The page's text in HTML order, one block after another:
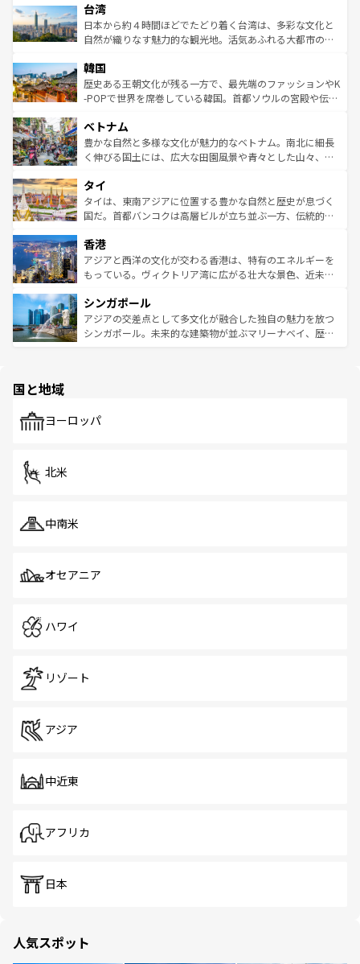
ならではの贅沢な旅のスタイルだ。 なお、新着のアメリカ
情報はコンテンツ一覧を参照してほしい。
れるおもてなしの心で訪れる人々を迎えてくれるハワイの
人々、おいしいローカルフードやハワイアンミュージッ
ク、伝統的なフラダンスなど、すべてがハワイの魅力を彩
ワイを、存分に味わってほしい。 なお、新着のハワイ情報
はコンテンツ一覧を参照してほしい。
リアリーフや大陸中央部にそびえるウルル（エアーズロッ
ク）、タスマニアの美しい原生林やケアンズの熱帯雨林な
ど、見どころがたくさん。また、カフェやワイン、オージ
いる。アクティビティも充実しており、サーフィンやダイ
ビング、ハイキングなど、アウトドア好きにはたまらな
い。オーストラリアの多彩な魅力を存分に味わいつくそ
参照してほしい。
台湾
日本から約４時間ほどでたどり着く台湾は、多彩な文化と
自然が織りなす魅力的な観光地。活気あふれる大都市の台
ン）、静ひつな山岳地帯である台湾東部など、都市の喧騒
と山間の静けさが共存しており、訪れる人に新しい発見と
驚きをもたらしてくれる。また、奥深い台湾の食文化も魅
容にもいいと評判のスイーツなど、バラエティ豊かな料理
が味わえる。 なお、新着の台湾情報は コンテンツ一覧を参
照してほしい。
韓国
歴史ある王朝文化が残る一方で、最先端のファッションやK
-POPで世界を席巻している韓国。首都ソウルの宮殿や伝統
き、地方に足を延ばせば四季折々の自然美を楽しむことが
できる。そして、キムチや焼肉、絶品のストリートフード
まで、さまざまな韓国料理が待っている。夜には、韓国な
リティに包まれながら、韓国の多彩な魅力を心ゆくまで味
わってみてほしい。 なお、新着の韓国情報はコンテンツ一
覧を参照してほしい。
ベトナム
豊かな自然と多様な文化が魅力的なベトナム。南北に細長
く伸びる国土には、広大な田園風景や青々とした山々、世
急速な発展と共に伝統が息づく。ハノイの古い町並みやホ
ーチミン市のフランス統治時代の建物も、独特の雰囲気を
醸し出している。また、バラエティの豊かさとおいしさで
とつ。フォーやバインミー、ベトナムコーヒーなどは、ぜ
ひ現地で味わいたい。どの地域を訪れてもあたたかい人々
が旅行者を迎えてくれるので、きっと忘れられない旅にな
参照してほしい。
タイ
タイは、東南アジアに位置する豊かな自然と歴史が息づく
国だ。首都バンコクは高層ビルが立ち並ぶ一方、伝統的な
の活気が交差している。北部ではチェンマイなどの山岳地
帯で自然と触れ合い、南部ではプーケットやクラビの美し
いビーチでリゾート気分を楽しむことができる。タイ料理
激する。気候は一年中温暖で、どの季節にも異なる楽しみ
が待っている。親しみやすいタイの人々、仏教を中心とし
た文化、そして多様な観光資源が、訪れる旅人を魅了し続
香港
アジアと西洋の文化が交わる香港は、特有のエネルギーを
もっている。ヴィクトリア湾に広がる壮大な景色、近未来
み、どこを訪れても感動するはず。観光スポットが密集し
ており、効率よく見どころを回れるのも魅力。息をのむよ
うな絶景から文化的な体験まで、香港を存分に楽しみ尽く
シンガポール
アジアの交差点として多文化が融合した独自の魅力を放つ
シンガポール。未来的な建築物が並ぶマリーナベイ、歴史
で、ホーカーズは地元の風情を楽しめる外せないスポット
国と地域
ヨーロッパ
北米
中南米
オセアニア
ハワイ
リゾート
アジア
中近東
アフリカ
日本
人気スポット